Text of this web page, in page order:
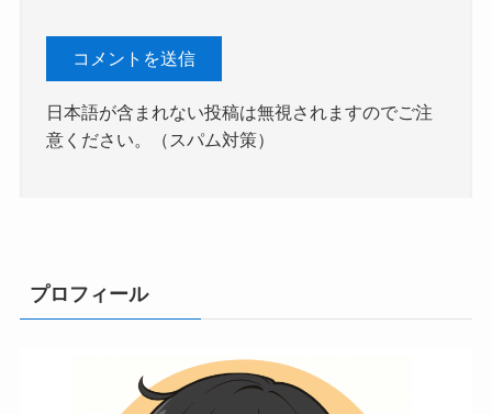
日本語が含まれない投稿は無視されますのでご注
意ください。（スパム対策）
プロフィール